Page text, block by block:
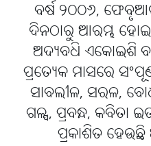
ବର୍ଷ ୨୦୦୬,
ଦିନଠାରୁ ଆରମ୍ଭ
ଅଦ୍ୟବଧି ଏକୋଇଶି
ପ୍ରତ୍ୟେକ ମାସରେ
ସାବଲୀଳ, ସରଳ,
ଗଳ୍ପ, ପ୍ରବନ୍ଧ, କବିତା
ପ୍ରକାଶିତ ହେଉଛି